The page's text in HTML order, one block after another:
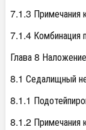
7.1.3 Примечания
7.1.4 Комбинация
Глава 8
8.1 Седалищный
8.1.1
8.1.2 Примечания